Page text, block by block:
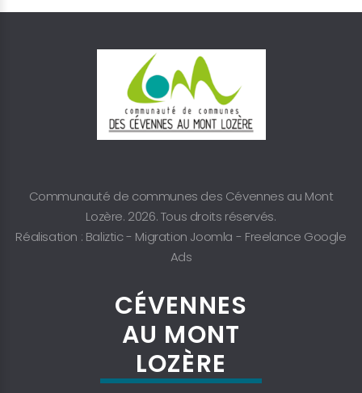
Communauté de communes des Cévennes au Mont
Lozère. 2026. Tous droits réservés.
Réalisation : Baliztic - Migration Joomla - Freelance Google
Ads
CÉVENNES
AU MONT
LOZÈRE